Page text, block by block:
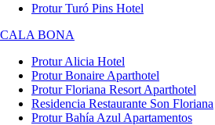
Protur Turó Pins Hotel
CALA BONA
Protur Alicia Hotel
Protur Bonaire Aparthotel
Protur Floriana Resort Aparthotel
Residencia Restaurante Son Floriana
Protur Bahía Azul Apartamentos